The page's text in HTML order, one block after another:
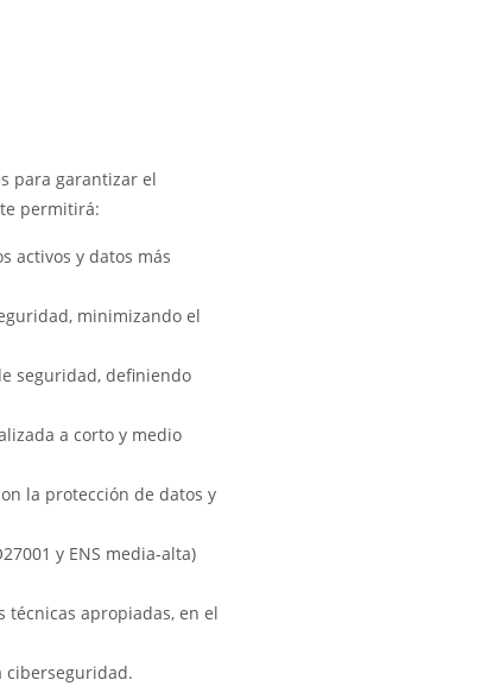
para garantizar el
permitirá:
activos y datos más
minimizando el
seguridad, definiendo
a corto y medio
la protección de datos y
y ENS media-alta)
técnicas apropiadas, en el
ciberseguridad.